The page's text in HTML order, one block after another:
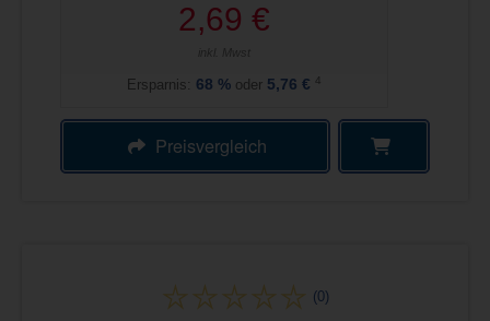
2,69 €
inkl. Mwst
Ersparnis: 68 % oder 5,76 € 4
Preisvergleich
(0)